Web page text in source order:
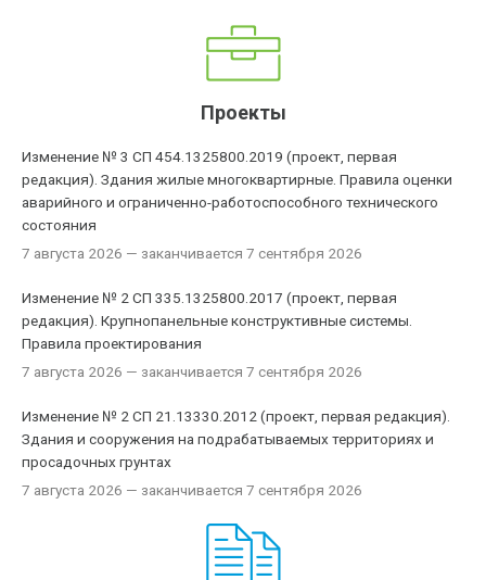
Проекты
Изменение № 3 СП 454.1325800.2019 (проект, первая
редакция). Здания жилые многоквартирные. Правила оценки
аварийного и ограниченно-работоспособного технического
состояния
7 августа 2026 — заканчивается 7 сентября 2026
Изменение № 2 СП 335.1325800.2017 (проект, первая
редакция). Крупнопанельные конструктивные системы.
Правила проектирования
7 августа 2026 — заканчивается 7 сентября 2026
Изменение № 2 СП 21.13330.2012 (проект, первая редакция).
Здания и сооружения на подрабатываемых территориях и
просадочных грунтах
7 августа 2026 — заканчивается 7 сентября 2026